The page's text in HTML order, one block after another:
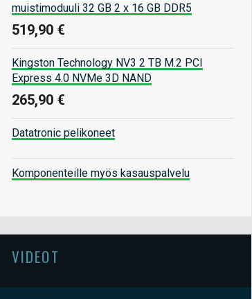
muistimoduuli 32 GB 2 x 16 GB DDR5
519,90 €
Kingston Technology NV3 2 TB M.2 PCI
Express 4.0 NVMe 3D NAND
265,90 €
Datatronic pelikoneet
Komponenteille myös kasauspalvelu
VIDEOT